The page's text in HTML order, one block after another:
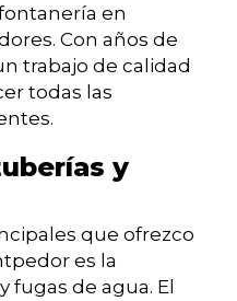
en
Con años de
trabajo de calidad
todas las
y
que ofrezco
es la
fugas de agua. El